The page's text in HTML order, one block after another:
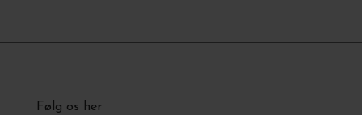
Følg os her